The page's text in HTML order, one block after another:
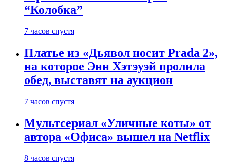
“Колобка”
7 часов спустя
Платье из «Дьявол носит Prada 2»,
на которое Энн Хэтэуэй пролила
обед, выставят на аукцион
7 часов спустя
Мультсериал «Уличные коты» от
автора «Офиса» вышел на Netflix
8 часов спустя